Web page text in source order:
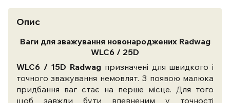
Опис
Ваги для зважування новонароджених Radwag
WLC6 / 25D
WLC6 / 15D Radwag призначені для швидкого і
точного зважування немовлят. З появою малюка
придбання ваг стає на перше місце. Для того
щоб завжди бути впевненим у точності